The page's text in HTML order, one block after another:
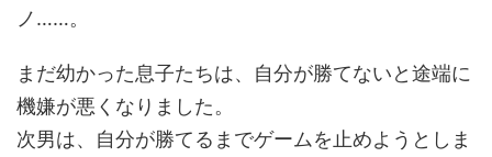
ノ……。
まだ幼かった息子たちは、自分が勝てないと途端に
機嫌が悪くなりました。
次男は、自分が勝てるまでゲームを止めようとしま